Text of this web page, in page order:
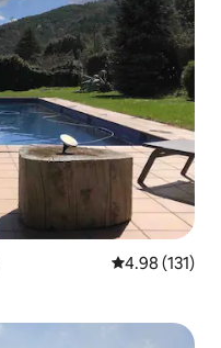
Calificación
4.98 (131)